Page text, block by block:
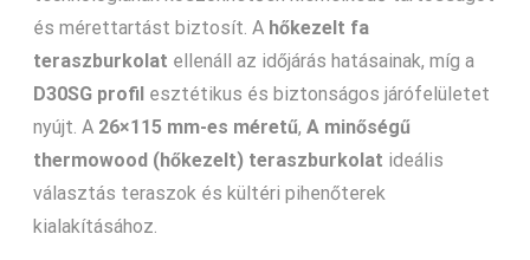
és mérettartást biztosít. A hőkezelt fa
teraszburkolat ellenáll az időjárás hatásainak, míg a
D30SG profil esztétikus és biztonságos járófelületet
nyújt. A 26×115 mm-es méretű, A minőségű
thermowood (hőkezelt) teraszburkolat ideális
választás teraszok és kültéri pihenőterek
kialakításához.